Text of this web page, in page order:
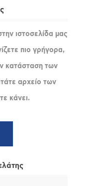
ιστοσελίδα μας
πιο γρήγορα,
κατάσταση των
αρχείο των
κάνει.